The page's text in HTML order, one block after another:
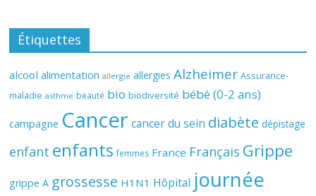
Étiquettes
alcool alimentation allergie allergies Alzheimer Assurance-
maladie asthme beauté bio biodiversité bébé (0-2 ans)
campagne Cancer cancer du sein diabète dépistage
enfant enfants femmes France Français Grippe
grippe A grossesse H1N1 Hôpital journée